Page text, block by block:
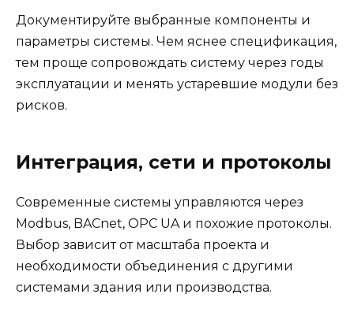
Документируйте выбранные компоненты и
параметры системы. Чем яснее спецификация,
тем проще сопровождать систему через годы
эксплуатации и менять устаревшие модули без
рисков.
Интеграция, сети и протоколы
Современные системы управляются через
Modbus, BACnet, OPC UA и похожие протоколы.
Выбор зависит от масштаба проекта и
необходимости объединения с другими
системами здания или производства.